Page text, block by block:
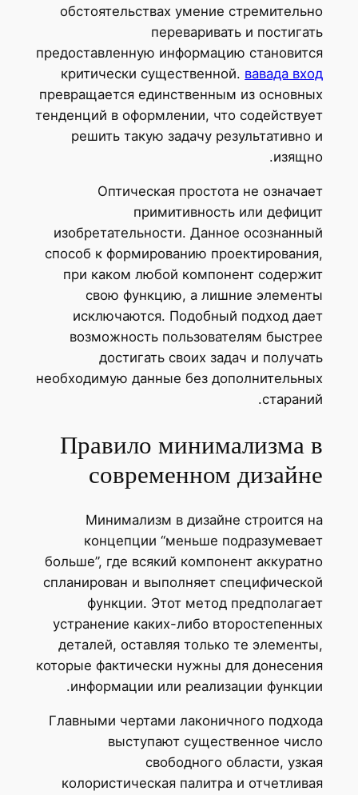
обстоятельствах умение стремительно
переваривать и постигать
предоставленную информацию становится
критически существенной. вавада вход
превращается единственным из основных
тенденций в оформлении, что содействует
решить такую задачу результативно и
изящно.
Оптическая простота не означает
примитивность или дефицит
изобретательности. Данное осознанный
способ к формированию проектирования,
при каком любой компонент содержит
свою функцию, а лишние элементы
исключаются. Подобный подход дает
возможность пользователям быстрее
достигать своих задач и получать
необходимую данные без дополнительных
стараний.
Правило минимализма в
современном дизайне
Минимализм в дизайне строится на
концепции “меньше подразумевает
больше”, где всякий компонент аккуратно
спланирован и выполняет специфической
функции. Этот метод предполагает
устранение каких-либо второстепенных
деталей, оставляя только те элементы,
которые фактически нужны для донесения
информации или реализации функции.
Главными чертами лаконичного подхода
выступают существенное число
свободного области, узкая
колористическая палитра и отчетливая